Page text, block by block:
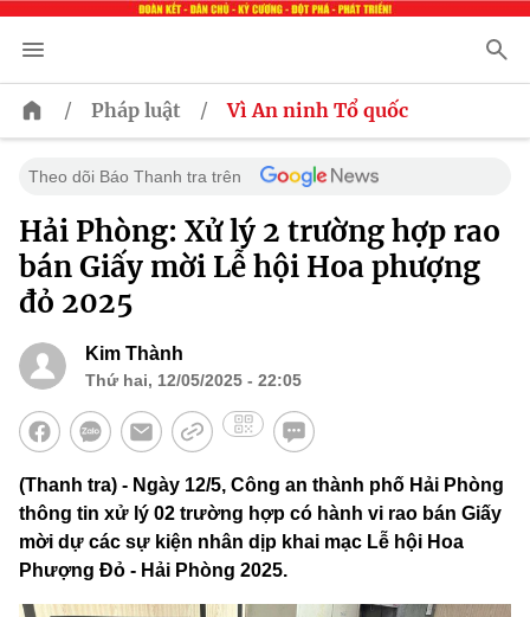
/ Pháp luật / Vì An ninh Tổ quốc
Theo dõi Báo Thanh tra trên
Hải Phòng: Xử lý 2 trường hợp rao
bán Giấy mời Lễ hội Hoa phượng
đỏ 2025
Kim Thành
Thứ hai, 12/05/2025 - 22:05
(Thanh tra) - Ngày 12/5, Công an thành phố Hải Phòng
thông tin xử lý 02 trường hợp có hành vi rao bán Giấy
mời dự các sự kiện nhân dịp khai mạc Lễ hội Hoa
Phượng Đỏ - Hải Phòng 2025.